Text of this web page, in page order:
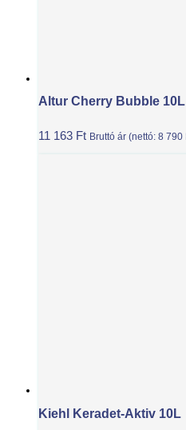
Altur Cherry Bubble 10L
11 163 Ft Bruttó ár (nettó: 8 790
Kiehl Keradet-Aktiv 10L